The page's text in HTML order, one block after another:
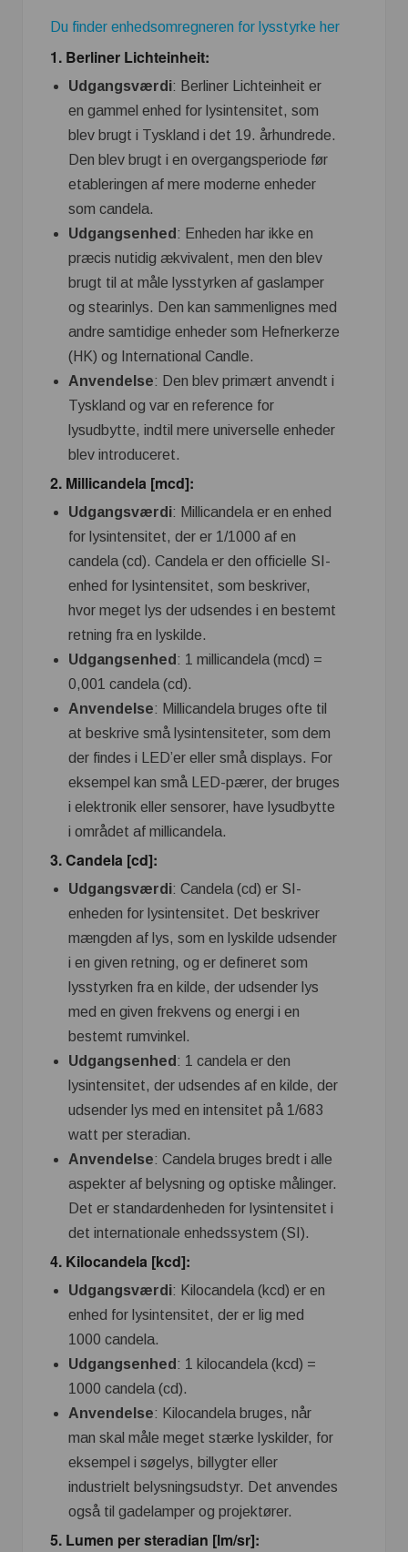
Du finder enhedsomregneren for lysstyrke her
1. Berliner Lichteinheit:
Udgangsværdi: Berliner Lichteinheit er
en gammel enhed for lysintensitet, som
blev brugt i Tyskland i det 19. århundrede.
Den blev brugt i en overgangsperiode før
etableringen af mere moderne enheder
som candela.
Udgangsenhed : Enheden har ikke en
præcis nutidig ækvivalent, men den blev
brugt til at måle lysstyrken af gaslamper
og stearinlys. Den kan sammenlignes med
andre samtidige enheder som Hefnerkerze
(HK) og International Candle.
Anvendelse: Den blev primært anvendt i
Tyskland og var en reference for
lysudbytte, indtil mere universelle enheder
blev introduceret.
2. Millicandela [mcd]:
Udgangsværdi: Millicandela er en enhed
for lysintensitet, der er 1/1000 af en
candela (cd). Candela er den officielle SI-
enhed for lysintensitet, som beskriver,
hvor meget lys der udsendes i en bestemt
retning fra en lyskilde.
Udgangsenhed : 1 millicandela (mcd) =
0,001 candela (cd).
Anvendelse: Millicandela bruges ofte til
at beskrive små lysintensiteter, som dem
der findes i LED’er eller små displays. For
eksempel kan små LED-pærer, der bruges
i elektronik eller sensorer, have lysudbytte
i området af millicandela.
3.Candela [cd]:
Udgangsværdi: Candela (cd) er SI-
enheden for lysintensitet. Det beskriver
mængden af lys, som en lyskilde udsender
i en given retning, og er defineret som
lysstyrken fra en kilde, der udsender lys
med en given frekvens og energi i en
bestemt rumvinkel.
Udgangsenhed : 1 candela er den
lysintensitet, der udsendes af en kilde, der
udsender lys med en intensitet på 1/683
watt per steradian.
Anvendelse: Candela bruges bredt i alle
aspekter af belysning og optiske målinger.
Det er standardenheden for lysintensitet i
det internationale enhedssystem (SI).
4. Kilocandela [kcd]:
Udgangsværdi: Kilocandela (kcd) er en
enhed for lysintensitet, der er lig med
1000 candela.
Udgangsenhed : 1 kilocandela (kcd) =
1000 candela (cd).
Anvendelse: Kilocandela bruges, når
man skal måle meget stærke lyskilder, for
eksempel i søgelys, billygter eller
industrielt belysningsudstyr. Det anvendes
også til gadelamper og projektører.
5. Lumen per steradian [lm/sr]: